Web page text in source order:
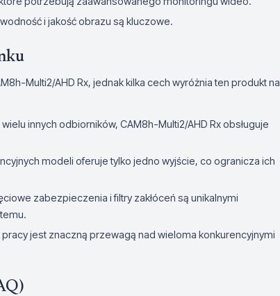
i jakość obrazu są kluczowe.
Multi2/AHD Rx, jednak kilka cech wyróżnia ten produkt na
innych odbiorników, CAM8h-Multi2/AHD Rx obsługuje
modeli oferuje tylko jedno wyjście, co ogranicza ich
zabezpieczenia i filtry zakłóceń są unikalnymi
pracy jest znaczną przewagą nad wieloma konkurencyjnymi